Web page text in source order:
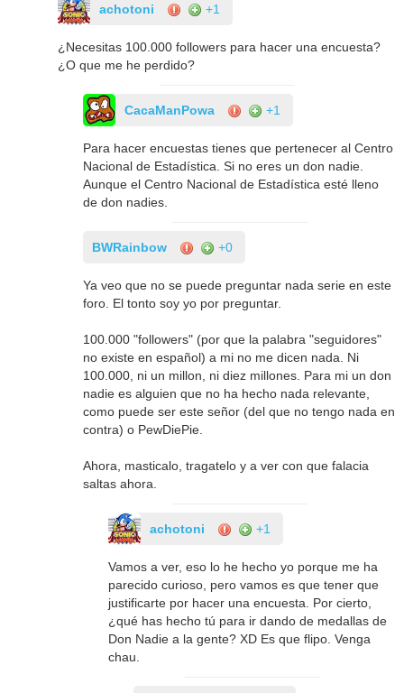
achotoni +1
¿Necesitas 100.000 followers para hacer una encuesta?
¿O que me he perdido?
CacaManPowa +1
Para hacer encuestas tienes que pertenecer al Centro
Nacional de Estadística. Si no eres un don nadie.
Aunque el Centro Nacional de Estadística esté lleno
de don nadies.
BWRainbow +0
Ya veo que no se puede preguntar nada serie en este
foro. El tonto soy yo por preguntar.
100.000 "followers" (por que la palabra "seguidores"
no existe en español) a mi no me dicen nada. Ni
100.000, ni un millon, ni diez millones. Para mi un don
nadie es alguien que no ha hecho nada relevante,
como puede ser este señor (del que no tengo nada en
contra) o PewDiePie.
Ahora, masticalo, tragatelo y a ver con que falacia
saltas ahora.
achotoni +1
Vamos a ver, eso lo he hecho yo porque me ha
parecido curioso, pero vamos es que tener que
justificarte por hacer una encuesta. Por cierto,
¿qué has hecho tú para ir dando de medallas de
Don Nadie a la gente? XD Es que flipo. Venga
chau.